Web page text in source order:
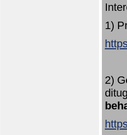
1)
2)